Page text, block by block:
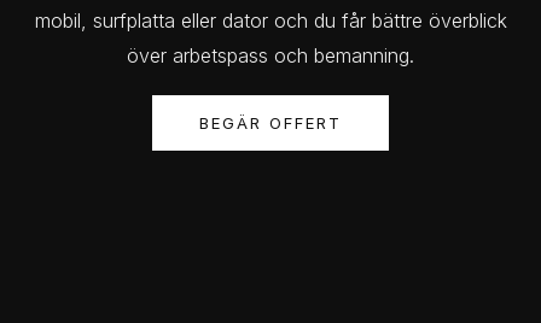
mobil, surfplatta eller dator och du får bättre överblick
över arbetspass och bemanning.
BEGÄR OFFERT